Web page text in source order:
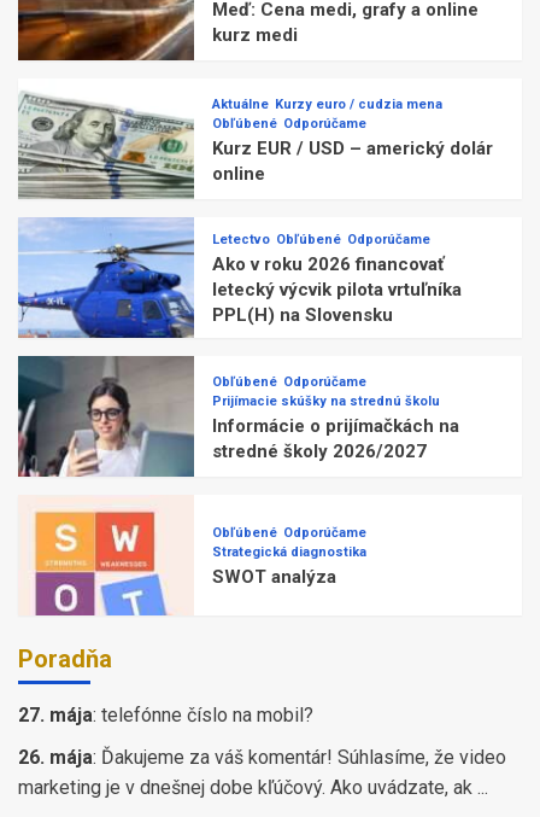
Meď: Cena medi, grafy a online
kurz medi
Aktuálne Kurzy euro / cudzia mena
Obľúbené Odporúčame
Kurz EUR / USD – americký dolár
online
Letectvo Obľúbené Odporúčame
Ako v roku 2026 financovať
letecký výcvik pilota vrtuľníka
PPL(H) na Slovensku
Obľúbené Odporúčame
Prijímacie skúšky na strednú školu
Informácie o prijímačkách na
stredné školy 2026/2027
Obľúbené Odporúčame
Strategická diagnostika
SWOT analýza
Poradňa
27. mája: telefónne číslo na mobil?
26. mája: Ďakujeme za váš komentár! Súhlasíme, že video
marketing je v dnešnej dobe kľúčový. Ako uvádzate, ak ...